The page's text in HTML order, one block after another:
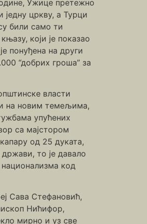
Ужице претежно
цркву, а Турци
били само ти
који је показао
понуђена на други
“добрих гроша” за
власти
на новим темељима,
упућених
са мајстором
од 25 дуката,
то је давало
код
Сава Стефановић,
Нићифор,
мирно и уз све